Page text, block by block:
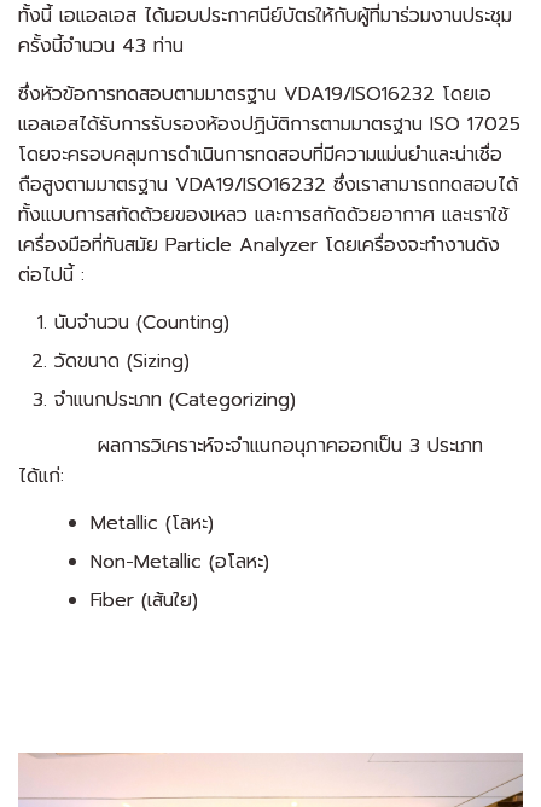
ทั้งนี้ เอแอลเอส ได้มอบประกาศนีย์บัตรให้กับผู้ที่มาร่วมงานประชุม
ครั้งนี้จำนวน 43 ท่าน
ซึ่งหัวข้อการทดสอบตามมาตรฐาน VDA19/ISO16232 โดยเอ
แอลเอสได้รับการรับรองห้องปฏิบัติการตามมาตรฐาน ISO 17025
โดยจะครอบคลุมการดำเนินการทดสอบที่มีความแม่นยำและน่าเชื่อ
ถือสูงตามมาตรฐาน VDA19/ISO16232 ซึ่งเราสามารถทดสอบได้
ทั้งแบบการสกัดด้วยของเหลว และการสกัดด้วยอากาศ และเราใช้
เครื่องมือที่ทันสมัย Particle Analyzer โดยเครื่องจะทำงานดัง
ต่อไปนี้ :
นับจำนวน (Counting)
วัดขนาด (Sizing)
จำแนกประเภท (Categorizing)
ผลการวิเคราะห์จะจำแนกอนุภาคออกเป็น 3 ประเภท
ได้แก่:
Metallic (โลหะ)
Non-Metallic (อโลหะ)
Fiber (เส้นใย)